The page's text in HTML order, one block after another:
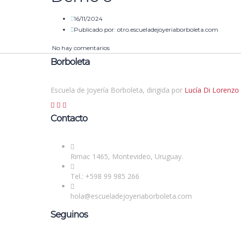
16/11/2024
Publicado por: otro.escueladejoyeriaborboleta.com
No hay comentarios
Borboleta
Escuela de Joyería Borboleta, dirigida por Lucía Di Lorenzo
Contacto
Rimac 1465, Montevideo, Uruguay.
Tel.: +598 99 985 266
hola@escueladejoyeriaborboleta.com
Seguinos